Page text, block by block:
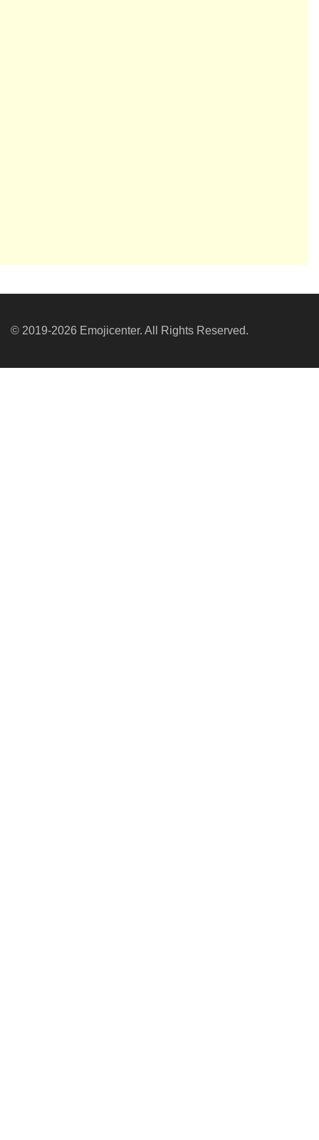
© 2019-2026 Emojicenter. All Rights Reserved.